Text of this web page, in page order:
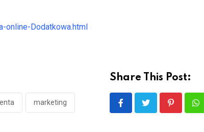
online-Dodatkowa.html
marketing
Share This Post:
Pinterest